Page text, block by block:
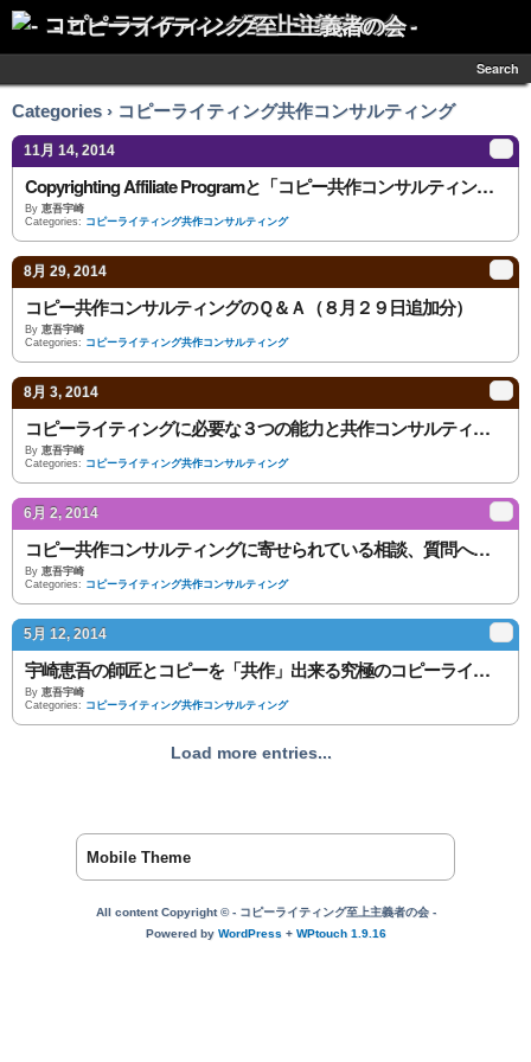
- コピーライティング至上主義者の会 -
Search
Categories › コピーライティング共作コンサルティング
11月 14, 2014
Copyrighting Affiliate Programと「コピー共作コンサルティング」の違い。
By 恵吾宇崎
Categories: コピーライティング共作コンサルティング
8月 29, 2014
コピー共作コンサルティングのＱ＆Ａ（８月２９日追加分）
By 恵吾宇崎
Categories: コピーライティング共作コンサルティング
8月 3, 2014
コピーライティングに必要な３つの能力と共作コンサルティング
By 恵吾宇崎
Categories: コピーライティング共作コンサルティング
6月 2, 2014
コピー共作コンサルティングに寄せられている相談、質問への回答。
By 恵吾宇崎
Categories: コピーライティング共作コンサルティング
5月 12, 2014
宇崎恵吾の師匠とコピーを「共作」出来る究極のコピーライティング講座。
By 恵吾宇崎
Categories: コピーライティング共作コンサルティング
Load more entries...
Mobile Theme
All content Copyright © - コピーライティング至上主義者の会 -
Powered by WordPress+ WPtouch 1.9.16